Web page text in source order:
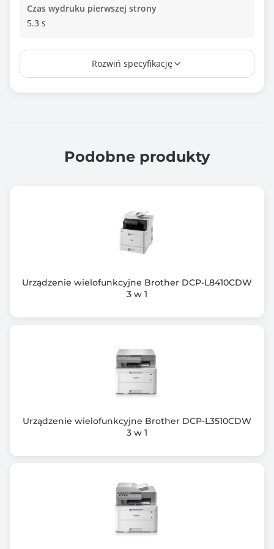
Czas wydruku pierwszej strony
5.3 s
Duplex
Technologia druku
Prędkość drukowania mono (max)
60 g/m2
220 g/m2
Liczba podajników papieru
Pojemność zamontowanych podajników
Maksymalna pojemność podajników
Automatyczny podajnik dokumentów
Rozwiń specyfikację
Podobne produkty
Urządzenie wielofunkcyjne Brother DCP-L8410CDW
3 w 1
Urządzenie wielofunkcyjne Brother DCP-L3510CDW
3 w 1